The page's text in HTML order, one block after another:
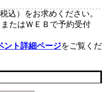
込）をお求めください。
またはＷＥＢで予約受付
ント詳細ページをご覧くだ